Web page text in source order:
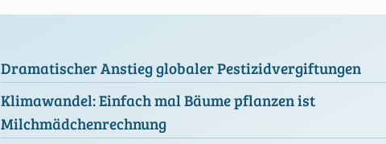
Dramatischer Anstieg globaler Pestizidvergiftungen
Klimawandel: Einfach mal Bäume pflanzen ist
Milchmädchenrechnung